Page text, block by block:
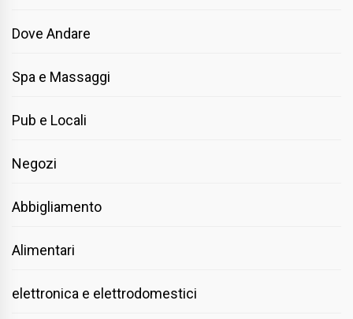
Dove Andare
Spa e Massaggi
Pub e Locali
Negozi
Abbigliamento
Alimentari
elettronica e elettrodomestici